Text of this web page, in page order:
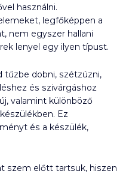
használni.
legfőképpen a
nem egyszer hallani
lenyel egy ilyen típust.
tűzbe dobni, szétzúzni,
és szivárgáshoz
valamint különböző
Ez
és a készülék,
szem előtt tartsuk, hiszen